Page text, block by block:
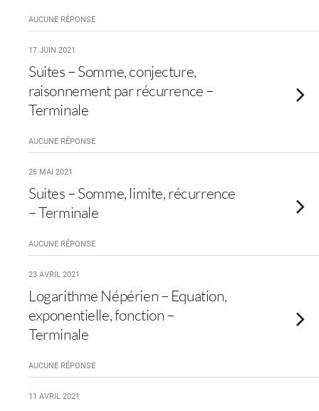
AUCUNE RÉPONSE
17 JUIN 2021
Suites – Somme, conjecture,
raisonnement par récurrence –
Terminale
AUCUNE RÉPONSE
26 MAI 2021
Suites – Somme, limite, récurrence
– Terminale
AUCUNE RÉPONSE
23 AVRIL 2021
Logarithme Népérien – Equation,
exponentielle, fonction –
Terminale
AUCUNE RÉPONSE
11 AVRIL 2021